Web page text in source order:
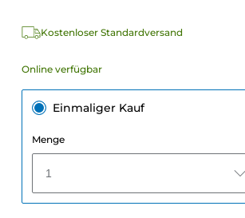
Kostenloser Standardversand
Online verfügbar
Einmaliger Kauf
Menge
1